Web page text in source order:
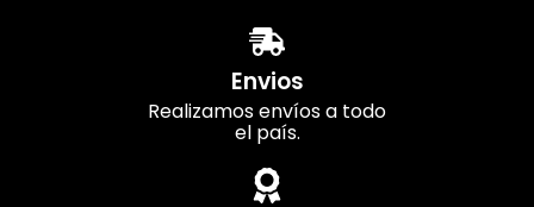
Envios
Realizamos envíos a todo
el país.